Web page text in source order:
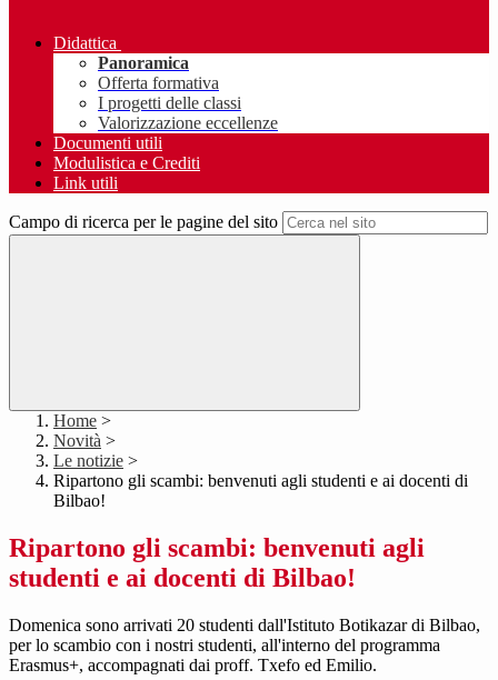
Didattica
Panoramica
Offerta formativa
I progetti delle classi
Valorizzazione eccellenze
Documenti utili
Modulistica e Crediti
Link utili
Campo di ricerca per le pagine del sito
Home >
Novità >
Le notizie >
Ripartono gli scambi: benvenuti agli studenti e ai docenti di
Bilbao!
Ripartono gli scambi: benvenuti agli
studenti e ai docenti di Bilbao!
Domenica sono arrivati 20 studenti dall'Istituto Botikazar di Bilbao,
per lo scambio con i nostri studenti, all'interno del programma
Erasmus+, accompagnati dai proff. Txefo ed Emilio.